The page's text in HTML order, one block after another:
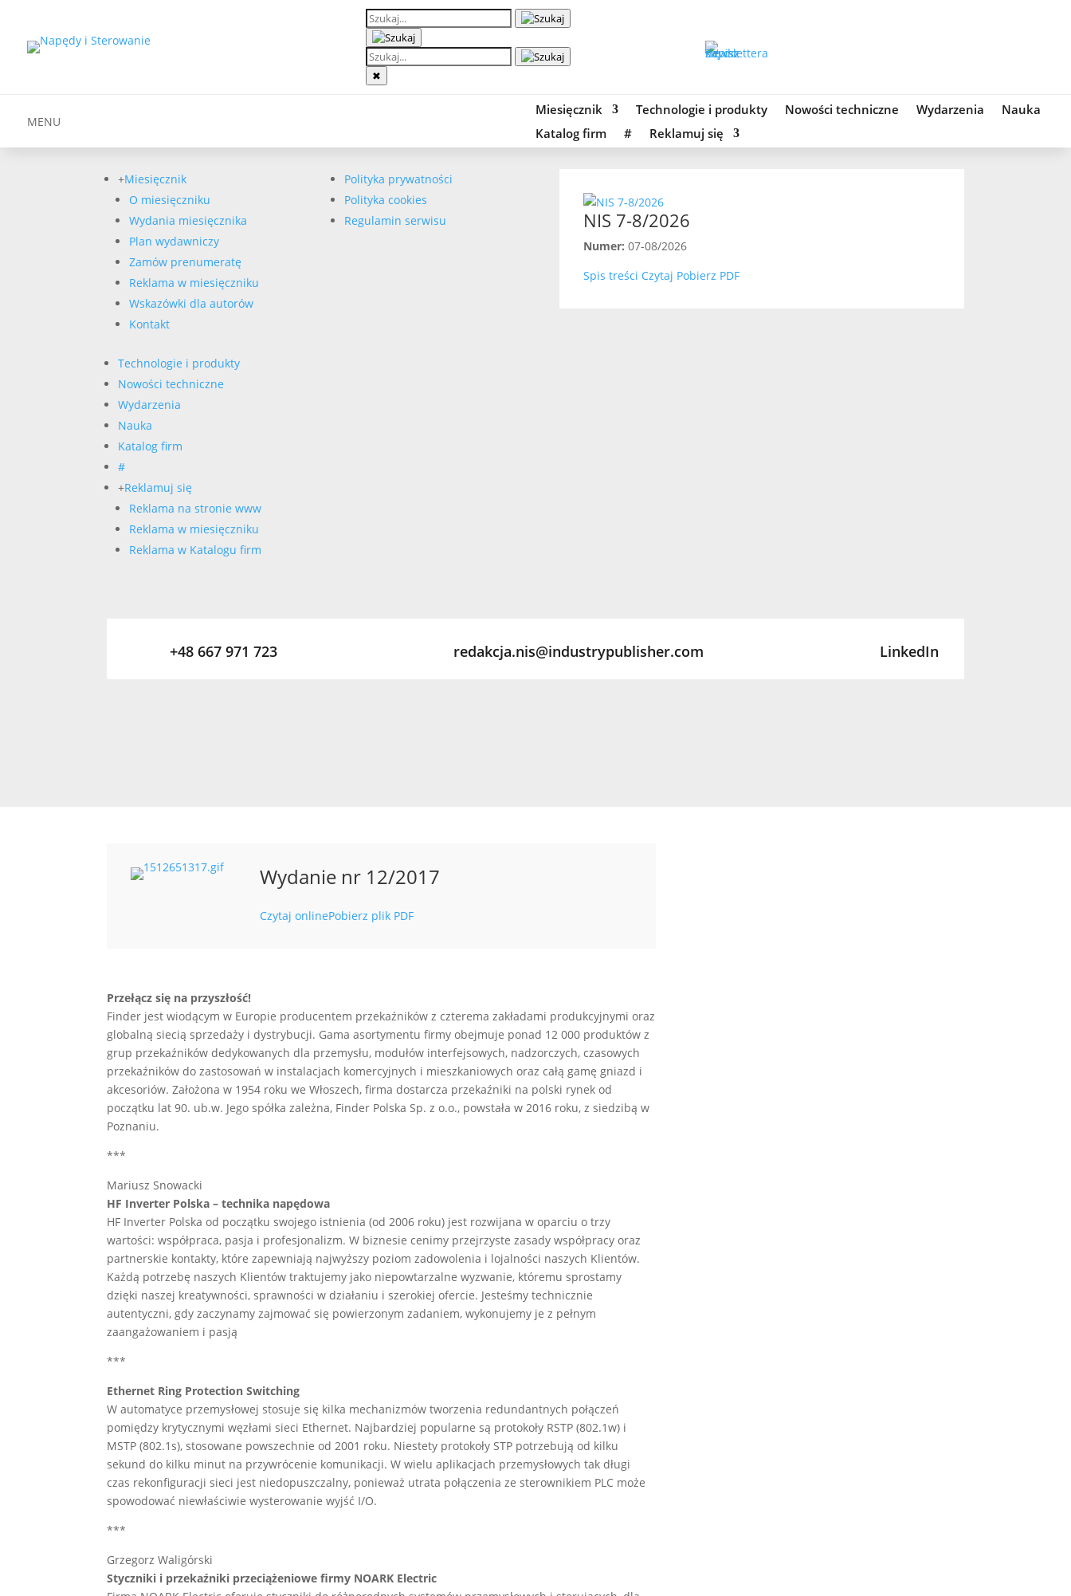
✖
MENU
Miesięcznik Technologie i produkty Nowości techniczne Wydarzenia
Nauka
Katalog firm
# Reklamuj się
+Miesięcznik
O miesięczniku
Wydania miesięcznika
Plan wydawniczy
Zamów prenumeratę
Reklama w miesięczniku
Wskazówki dla autorów
Kontakt
Technologie i produkty
Nowości techniczne
Wydarzenia
Nauka
Katalog firm
#
+Reklamuj się
Reklama na stronie www
Reklama w miesięczniku
Reklama w Katalogu firm
Polityka prywatności
Polityka cookies
Regulamin serwisu
NIS 7-8/2026
Numer: 07-08/2026
Spis treści Czytaj Pobierz PDF
+48 667 971 723 redakcja.nis@industrypublisher.com LinkedIn
Wydanie nr 12/2017
Czytaj onlinePobierz plik PDF
Przełącz się na przyszłość!
Finder jest wiodącym w Europie producentem przekaźników z czterema zakładami produkcyjnymi oraz
globalną siecią sprzedaży i dystrybucji. Gama asortymentu firmy obejmuje ponad 12 000 produktów z
grup przekaźników dedykowanych dla przemysłu, modułów interfejsowych, nadzorczych, czasowych
przekaźników do zastosowań w instalacjach komercyjnych i mieszkaniowych oraz całą gamę gniazd i
akcesoriów. Założona w 1954 roku we Włoszech, firma dostarcza przekaźniki na polski rynek od
początku lat 90. ub.w. Jego spółka zależna, Finder Polska Sp. z o.o., powstała w 2016 roku, z siedzibą w
Poznaniu.
***
Mariusz Snowacki
HF Inverter Polska – technika napędowa
HF Inverter Polska od początku swojego istnienia (od 2006 roku) jest rozwijana w oparciu o trzy
wartości: współpraca, pasja i profesjonalizm. W biznesie cenimy przejrzyste zasady współpracy oraz
partnerskie kontakty, które zapewniają najwyższy poziom zadowolenia i lojalności naszych Klientów.
Każdą potrzebę naszych Klientów traktujemy jako niepowtarzalne wyzwanie, któremu sprostamy
dzięki naszej kreatywności, sprawności w działaniu i szerokiej ofercie. Jesteśmy technicznie
autentyczni, gdy zaczynamy zajmować się powierzonym zadaniem, wykonujemy je z pełnym
zaangażowaniem i pasją
***
Ethernet Ring Protection Switching
W automatyce przemysłowej stosuje się kilka mechanizmów tworzenia redundantnych połączeń
pomiędzy krytycznymi węzłami sieci Ethernet. Najbardziej popularne są protokoły RSTP (802.1w) i
MSTP (802.1s), stosowane powszechnie od 2001 roku. Niestety protokoły STP potrzebują od kilku
sekund do kilku minut na przywrócenie komunikacji. W wielu aplikacjach przemysłowych tak długi
czas rekonfiguracji sieci jest niedopuszczalny, ponieważ utrata połączenia ze sterownikiem PLC może
spowodować niewłaściwie wysterowanie wyjść I/O.
***
Grzegorz Waligórski
Styczniki i przekaźniki przeciążeniowe firmy NOARK Electric